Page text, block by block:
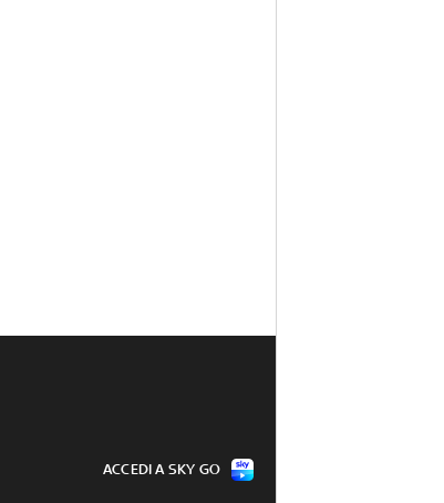
ACCEDI A SKY GO